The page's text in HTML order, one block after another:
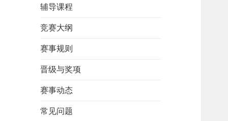
辅导课程
竞赛大纲
赛事规则
晋级与奖项
赛事动态
常见问题